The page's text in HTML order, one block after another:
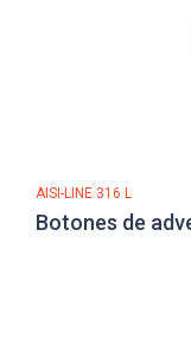
AISI-LINE 316 L
Botones de